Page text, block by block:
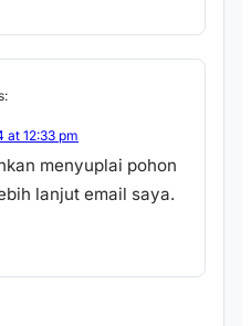
at 12:33 pm
menyuplai pohon
lanjut email saya.